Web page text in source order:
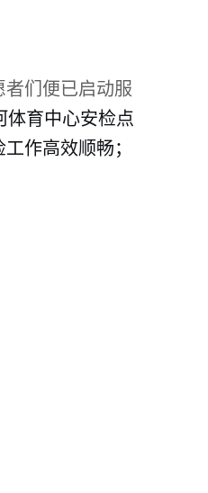
者们便已启动服
体育中心安检点
作高效顺畅；